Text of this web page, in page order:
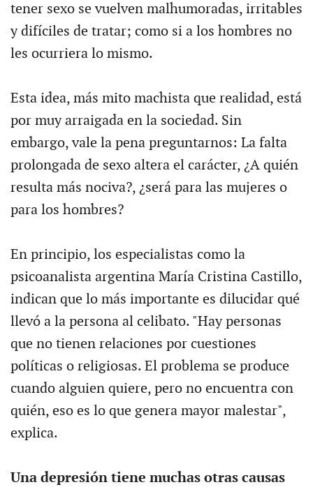
tener sexo se vuelven malhumoradas, irritables
y difíciles de tratar; como si a los hombres no
les ocurriera lo mismo.
Esta idea, más mito machista que realidad, está
por muy arraigada en la sociedad. Sin
embargo, vale la pena preguntarnos: La falta
prolongada de sexo altera el carácter, ¿A quién
resulta más nociva?, ¿será para las mujeres o
para los hombres?
En principio, los especialistas como la
psicoanalista argentina María Cristina Castillo,
indican que lo más importante es dilucidar qué
llevó a la persona al celibato. "Hay personas
que no tienen relaciones por cuestiones
políticas o religiosas. El problema se produce
cuando alguien quiere, pero no encuentra con
quién, eso es lo que genera mayor malestar",
explica.
Una depresión tiene muchas otras causas